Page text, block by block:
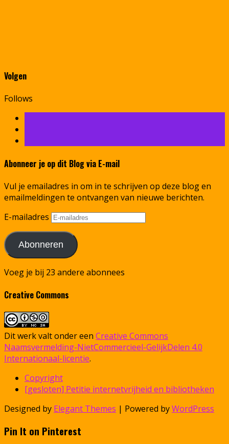
Volgen
Follows
Abonneer je op dit Blog via E-mail
Vul je emailadres in om in te schrijven op deze blog en
emailmeldingen te ontvangen van nieuwe berichten.
E-mailadres
Abonneren
Voeg je bij 23 andere abonnees
Creative Commons
Dit werk valt onder een Creative Commons
Naamsvermelding-NietCommercieel-GelijkDelen 4.0
Internationaal-licentie.
Copyright
[gesloten] Petitie internetvrijheid en bibliotheken
Designed by Elegant Themes | Powered byWordPress
Pin It on Pinterest